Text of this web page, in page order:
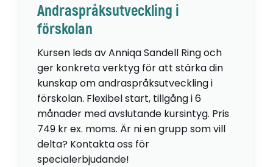
Andraspråksutveckling i
förskolan
Kursen leds av Anniqa Sandell Ring och
ger konkreta verktyg för att stärka din
kunskap om andraspråksutveckling i
förskolan. Flexibel start, tillgång i 6
månader med avslutande kursintyg. Pris
749 kr ex. moms. Är ni en grupp som vill
delta? Kontakta oss för
specialerbjudande!